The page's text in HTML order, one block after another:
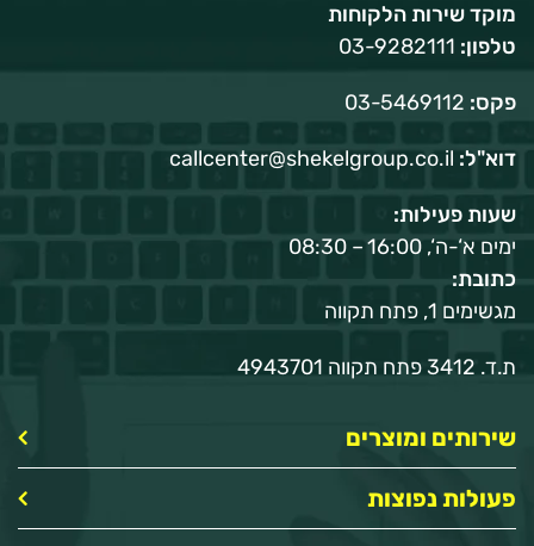
מוקד שירות הלקוחות
טלפון:
פקס:
דוא"ל: callcenter@shekelgroup.co.il
שעות פעילות:
ימים א‘-ה‘, 16:00 – 08:30
כתובת:
מגשימים 1, פתח תקווה
ת.ד. 3412 פתח תקווה 4943701
שירותים ומוצרים
פעולות נפוצות